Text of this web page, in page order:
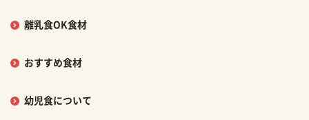
離乳食OK食材
おすすめ食材
幼児食について